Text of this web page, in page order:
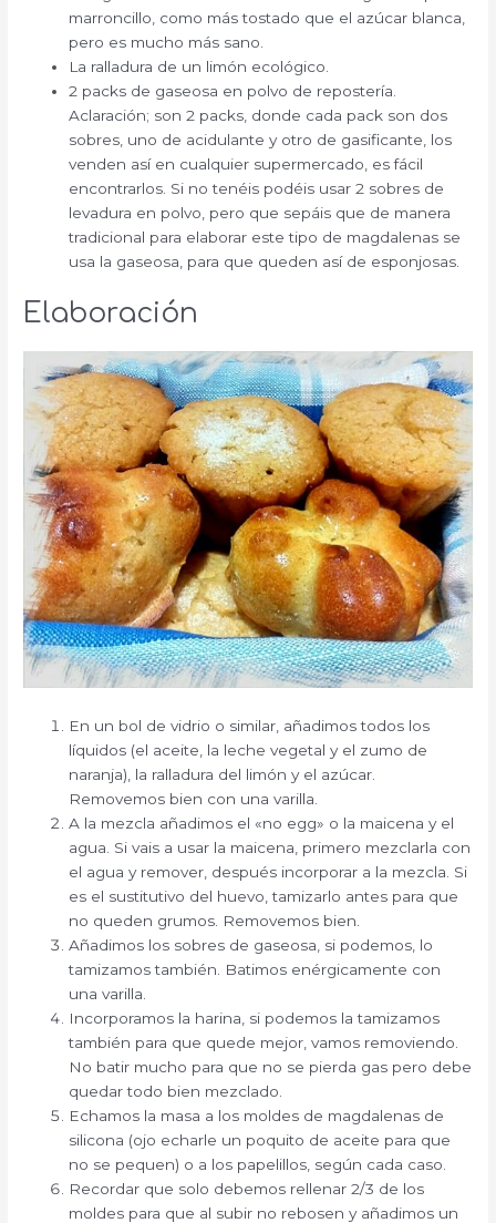
marroncillo, como más tostado que el azúcar blanca,
pero es mucho más sano.
La ralladura de un limón ecológico.
2 packs de gaseosa en polvo de repostería.
Aclaración; son 2 packs, donde cada pack son dos
sobres, uno de acidulante y otro de gasificante, los
venden así en cualquier supermercado, es fácil
encontrarlos. Si no tenéis podéis usar 2 sobres de
levadura en polvo, pero que sepáis que de manera
tradicional para elaborar este tipo de magdalenas se
usa la gaseosa, para que queden así de esponjosas.
Elaboración
En un bol de vidrio o similar, añadimos todos los
líquidos (el aceite, la leche vegetal y el zumo de
naranja), la ralladura del limón y el azúcar.
Removemos bien con una varilla.
A la mezcla añadimos el «no egg» o la maicena y el
agua. Si vais a usar la maicena, primero mezclarla con
el agua y remover, después incorporar a la mezcla. Si
es el sustitutivo del huevo, tamizarlo antes para que
no queden grumos. Removemos bien.
Añadimos los sobres de gaseosa, si podemos, lo
tamizamos también. Batimos enérgicamente con
una varilla.
Incorporamos la harina, si podemos la tamizamos
también para que quede mejor, vamos removiendo.
No batir mucho para que no se pierda gas pero debe
quedar todo bien mezclado.
Echamos la masa a los moldes de magdalenas de
silicona (ojo echarle un poquito de aceite para que
no se pequen) o a los papelillos, según cada caso.
Recordar que solo debemos rellenar 2/3 de los
moldes para que al subir no rebosen y añadimos un